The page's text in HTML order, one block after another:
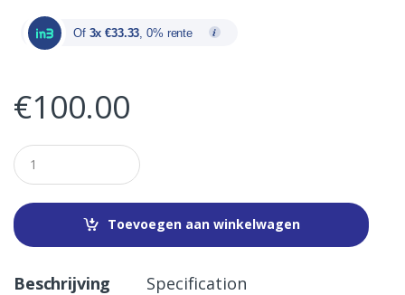
Of 3x €33.33, 0% rente
€100.00
Q
u
a
t
i
Toevoegen aan winkelwagen
Beschrijving Specification